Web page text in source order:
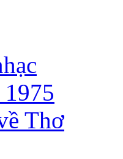
Thơ